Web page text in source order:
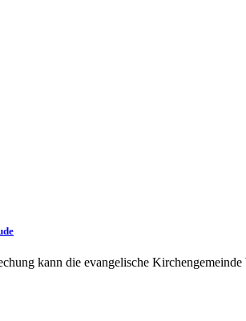
kann die evangelische